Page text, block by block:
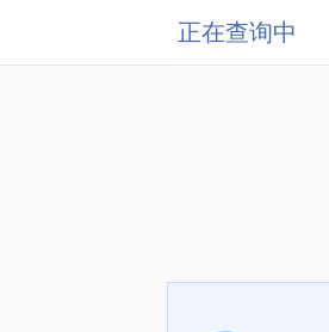
正在查询中